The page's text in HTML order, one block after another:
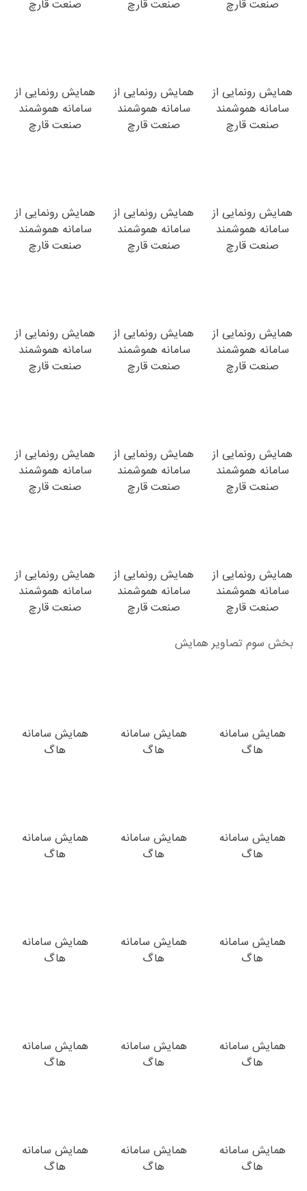
صنعت قارچ صنعت قارچ صنعت قارچ
همایش رونمایی از
سامانه هموشمند
صنعت قارچ
همایش رونمایی از
سامانه هموشمند
صنعت قارچ
همایش رونمایی از
سامانه هموشمند
صنعت قارچ
همایش رونمایی از
سامانه هموشمند
صنعت قارچ
همایش رونمایی از
سامانه هموشمند
صنعت قارچ
همایش رونمایی از
سامانه هموشمند
صنعت قارچ
همایش رونمایی از
سامانه هموشمند
صنعت قارچ
همایش رونمایی از
سامانه هموشمند
صنعت قارچ
همایش رونمایی از
سامانه هموشمند
صنعت قارچ
همایش رونمایی از
سامانه هموشمند
صنعت قارچ
همایش رونمایی از
سامانه هموشمند
صنعت قارچ
همایش رونمایی از
سامانه هموشمند
صنعت قارچ
همایش رونمایی از
سامانه هموشمند
صنعت قارچ
همایش رونمایی از
سامانه هموشمند
صنعت قارچ
همایش رونمایی از
سامانه هموشمند
صنعت قارچ
بخش سوم تصاویر همایش
همایش سامانه
هاگ
همایش سامانه
هاگ
همایش سامانه
هاگ
همایش سامانه
هاگ
همایش سامانه
هاگ
همایش سامانه
هاگ
همایش سامانه
هاگ
همایش سامانه
هاگ
همایش سامانه
هاگ
همایش سامانه
هاگ
همایش سامانه
هاگ
همایش سامانه
هاگ
همایش سامانه
هاگ
همایش سامانه
هاگ
همایش سامانه
هاگ